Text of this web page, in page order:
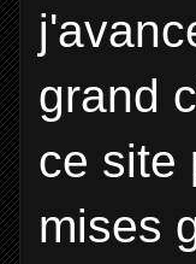
grand
ce site
mises